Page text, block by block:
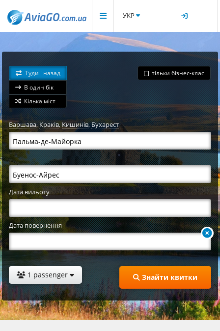
УКР
Туди і назад
В один бік
Кілька міст
тільки бізнес-клас
Варшава,Краків,Кишинів,Бухарест
Дата вильоту
Дата повернення
1 passenger Знайти квитки